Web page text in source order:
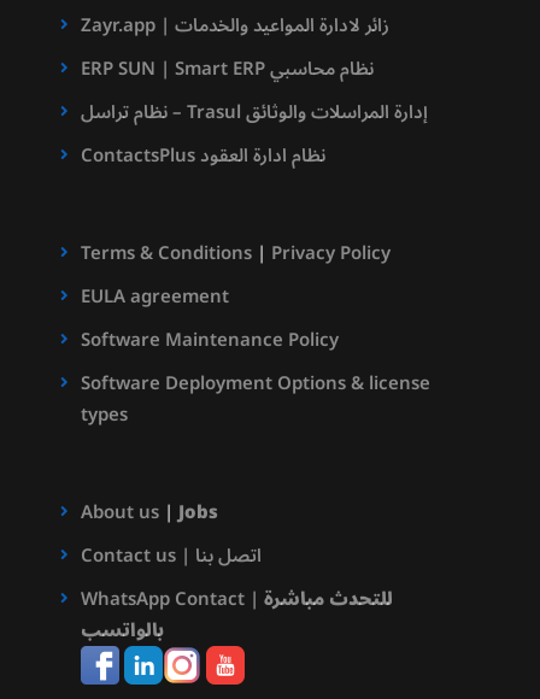
Zayr.app | زائر لادارة المواعيد والخدمات
ERP SUN | Smart ERP نظام محاسبي
نظام تراسل – Trasul إدارة المراسلات والوثائق
ContactsPlus نظام ادارة العقود
Terms & Conditions| Privacy Policy
EULA agreement
Software Maintenance Policy
Software Deployment Options & license
types
About us|Jobs
Contact us | اتصل بنا
WhatsApp Contact | للتحدث مباشرة
بالواتسب